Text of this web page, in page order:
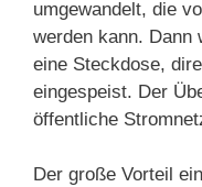
umgewandelt, die
werden kann. Dann
eine Steckdose,
eingespeist. Der
öffentliche
Der große Vorteil